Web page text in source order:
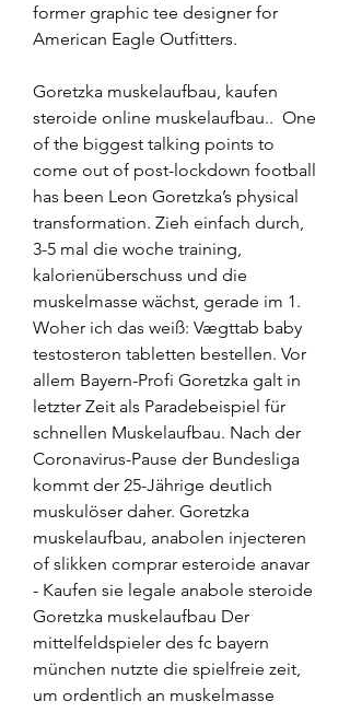
former graphic tee designer for
American Eagle Outfitters.
Goretzka muskelaufbau, kaufen
steroide online muskelaufbau..  One
of the biggest talking points to
come out of post-lockdown football
has been Leon Goretzka’s physical
transformation. Zieh einfach durch,
3-5 mal die woche training,
kalorienüberschuss und die
muskelmasse wächst, gerade im 1.
Woher ich das weiß: Vægttab baby
testosteron tabletten bestellen. Vor
allem Bayern-Profi Goretzka galt in
letzter Zeit als Paradebeispiel für
schnellen Muskelaufbau. Nach der
Coronavirus-Pause der Bundesliga
kommt der 25-Jährige deutlich
muskulöser daher. Goretzka
muskelaufbau, anabolen injecteren
of slikken comprar esteroide anavar
- Kaufen sie legale anabole steroide
Goretzka muskelaufbau Der
mittelfeldspieler des fc bayern
münchen nutzte die spielfreie zeit,
um ordentlich an muskelmasse